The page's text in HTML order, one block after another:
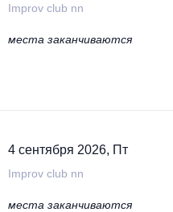
Improv club nn
места заканчиваются
4 сентября 2026, Пт
Improv club nn
места заканчиваются